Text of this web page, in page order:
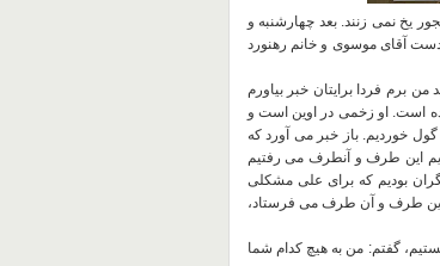
یخ نمی زنند.بعد چهارشنبه و
آقای موسوی و خانم رهنورد
من برم فردا برایتان خبر بیاورم
است. او زخمی در اوین است و
.باز خبر می آورد که
این طرف و آنطرف می رفتیم
بودیم که برای علی مشکلی
این طرف و آن طرف می فرستاد،
گفتم: من به هیچ کدام شما